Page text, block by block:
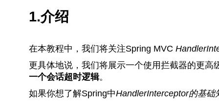
1.介绍
在本教程中，我们将关注Spring MVC
更具体地说，我们将展示一个使用拦截器的更高
一个会话超时逻辑。
如果你想了解Spring中HandlerInterceptor的基础